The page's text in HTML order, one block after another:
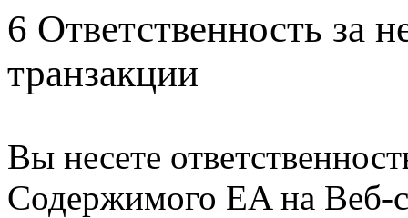
6 Ответственность за
транзакции
Вы несете
Содержимого EA на Веб-